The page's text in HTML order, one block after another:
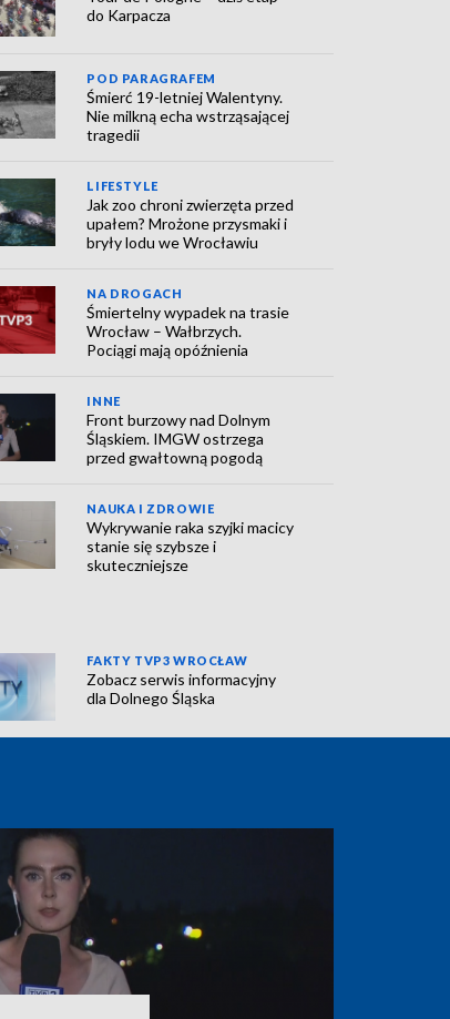
do Karpacza
POD PARAGRAFEM
Śmierć 19-letniej Walentyny.
Nie milkną echa wstrząsającej
tragedii
LIFESTYLE
Jak zoo chroni zwierzęta przed
upałem? Mrożone przysmaki i
bryły lodu we Wrocławiu
NA DROGACH
Śmiertelny wypadek na trasie
Wrocław – Wałbrzych.
Pociągi mają opóźnienia
INNE
Front burzowy nad Dolnym
Śląskiem. IMGW ostrzega
przed gwałtowną pogodą
NAUKA I ZDROWIE
Wykrywanie raka szyjki macicy
stanie się szybsze i
skuteczniejsze
FAKTY TVP3 WROCŁAW
Zobacz serwis informacyjny
dla Dolnego Śląska